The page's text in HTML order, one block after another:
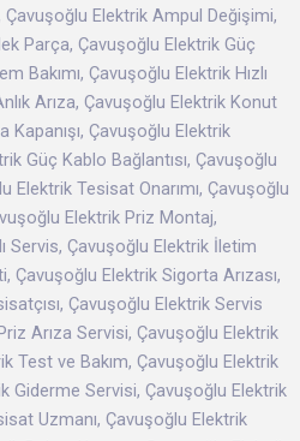
Çavuşoğlu Elektrik Ampul Değişimi,
Parça, Çavuşoğlu Elektrik Güç
Bakımı, Çavuşoğlu Elektrik Hızlı
Arıza, Çavuşoğlu Elektrik Konut
Kapanışı, Çavuşoğlu Elektrik
Güç Kablo Bağlantısı, Çavuşoğlu
Elektrik Tesisat Onarımı, Çavuşoğlu
Elektrik Priz Montaj,
Servis, Çavuşoğlu Elektrik İletim
Çavuşoğlu Elektrik Sigorta Arızası,
Çavuşoğlu Elektrik Servis
Arıza Servisi, Çavuşoğlu Elektrik
Test ve Bakım, Çavuşoğlu Elektrik
Giderme Servisi, Çavuşoğlu Elektrik
Uzmanı, Çavuşoğlu Elektrik